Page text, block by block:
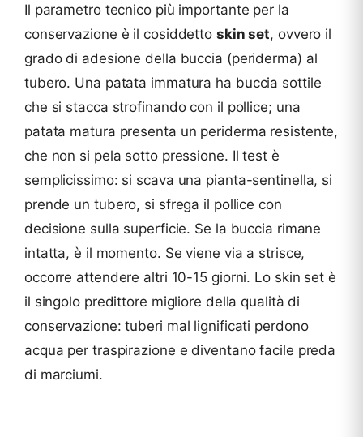
Il parametro tecnico più importante per la
conservazione è il cosiddetto skin set, ovvero il
grado di adesione della buccia (periderma) al
tubero. Una patata immatura ha buccia sottile
che si stacca strofinando con il pollice; una
patata matura presenta un periderma resistente,
che non si pela sotto pressione. Il test è
semplicissimo: si scava una pianta-sentinella, si
prende un tubero, si sfrega il pollice con
decisione sulla superficie. Se la buccia rimane
intatta, è il momento. Se viene via a strisce,
occorre attendere altri 10-15 giorni. Lo skin set è
il singolo predittore migliore della qualità di
conservazione: tuberi mal lignificati perdono
acqua per traspirazione e diventano facile preda
di marciumi.